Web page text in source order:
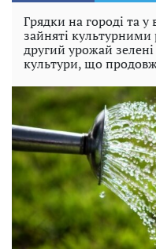
Грядки на городі та
зайняті
другий урожай
культури, що